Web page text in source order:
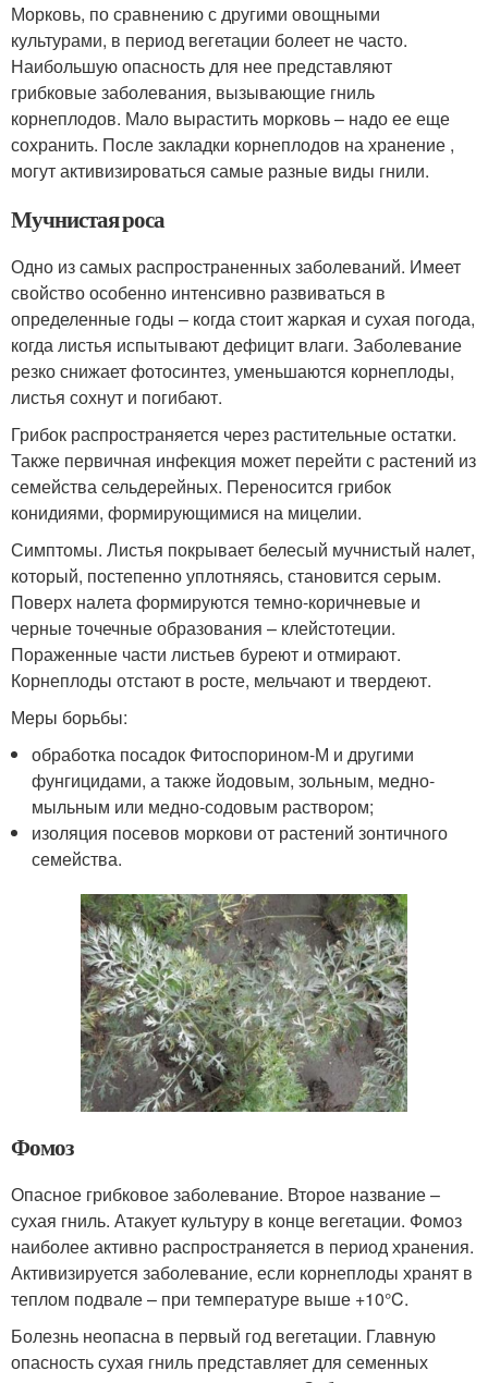
Морковь, по сравнению с другими овощными
культурами, в период вегетации болеет не часто.
Наибольшую опасность для нее представляют
грибковые заболевания, вызывающие гниль
корнеплодов. Мало вырастить морковь – надо ее еще
сохранить. После закладки корнеплодов на хранение ,
могут активизироваться самые разные виды гнили.
Мучнистая роса
Одно из самых распространенных заболеваний. Имеет
свойство особенно интенсивно развиваться в
определенные годы – когда стоит жаркая и сухая погода,
когда листья испытывают дефицит влаги. Заболевание
резко снижает фотосинтез, уменьшаются корнеплоды,
листья сохнут и погибают.
Грибок распространяется через растительные остатки.
Также первичная инфекция может перейти с растений из
семейства сельдерейных. Переносится грибок
конидиями, формирующимися на мицелии.
Симптомы. Листья покрывает белесый мучнистый налет,
который, постепенно уплотняясь, становится серым.
Поверх налета формируются темно-коричневые и
черные точечные образования – клейстотеции.
Пораженные части листьев буреют и отмирают.
Корнеплоды отстают в росте, мельчают и твердеют.
Меры борьбы:
обработка посадок Фитоспорином-М и другими
фунгицидами, а также йодовым, зольным, медно-
мыльным или медно-содовым раствором;
изоляция посевов моркови от растений зонтичного
семейства.
Фомоз
Опасное грибковое заболевание. Второе название –
сухая гниль. Атакует культуру в конце вегетации. Фомоз
наиболее активно распространяется в период хранения.
Активизируется заболевание, если корнеплоды хранят в
теплом подвале – при температуре выше +10°C.
Болезнь неопасна в первый год вегетации. Главную
опасность сухая гниль представляет для семенных